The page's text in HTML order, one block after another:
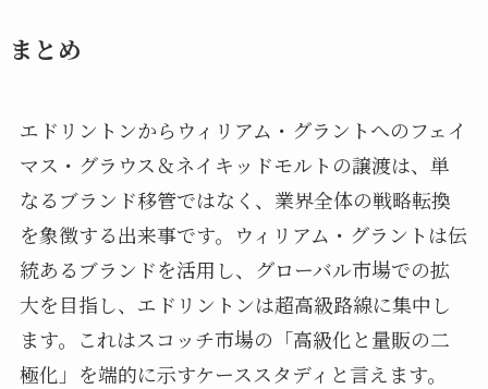
まとめ
エドリントンからウィリアム・グラントへのフェイ
マス・グラウス＆ネイキッドモルトの譲渡は、単
なるブランド移管ではなく、業界全体の戦略転換
を象徴する出来事です。ウィリアム・グラントは伝
統あるブランドを活用し、グローバル市場での拡
大を目指し、エドリントンは超高級路線に集中し
ます。これはスコッチ市場の「高級化と量販の二
極化」を端的に示すケーススタディと言えます。